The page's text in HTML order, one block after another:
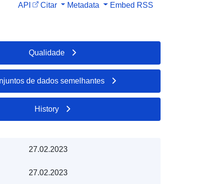
API Citar Metadata Embed RSS
Qualidade
de dados semelhantes
History
27.02.2023
27.02.2023